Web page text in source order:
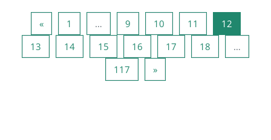
«Poprzednia strona
1 … 9Strona 9
10Strona 10
11 Strona 11
12Strona
13 Strona 13
14Strona 14
15 Strona 15
16 Strona 16
17 Strona 17
18
…
117 Strona 117
»Następna strona